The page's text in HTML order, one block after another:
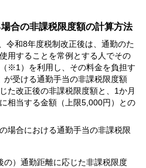
合の非課税限度額の計算方法
和8年度税制改正後は、通勤のた
用することを常例とする人でその
※1）を利用し、その料金を負担す
受ける通勤手当の非課税限度額
た改正後の非課税限度額と、1か月
相当する金額（上限5,000円）との
場合における通勤手当の非課税限
）通勤距離に応じた非課税限度